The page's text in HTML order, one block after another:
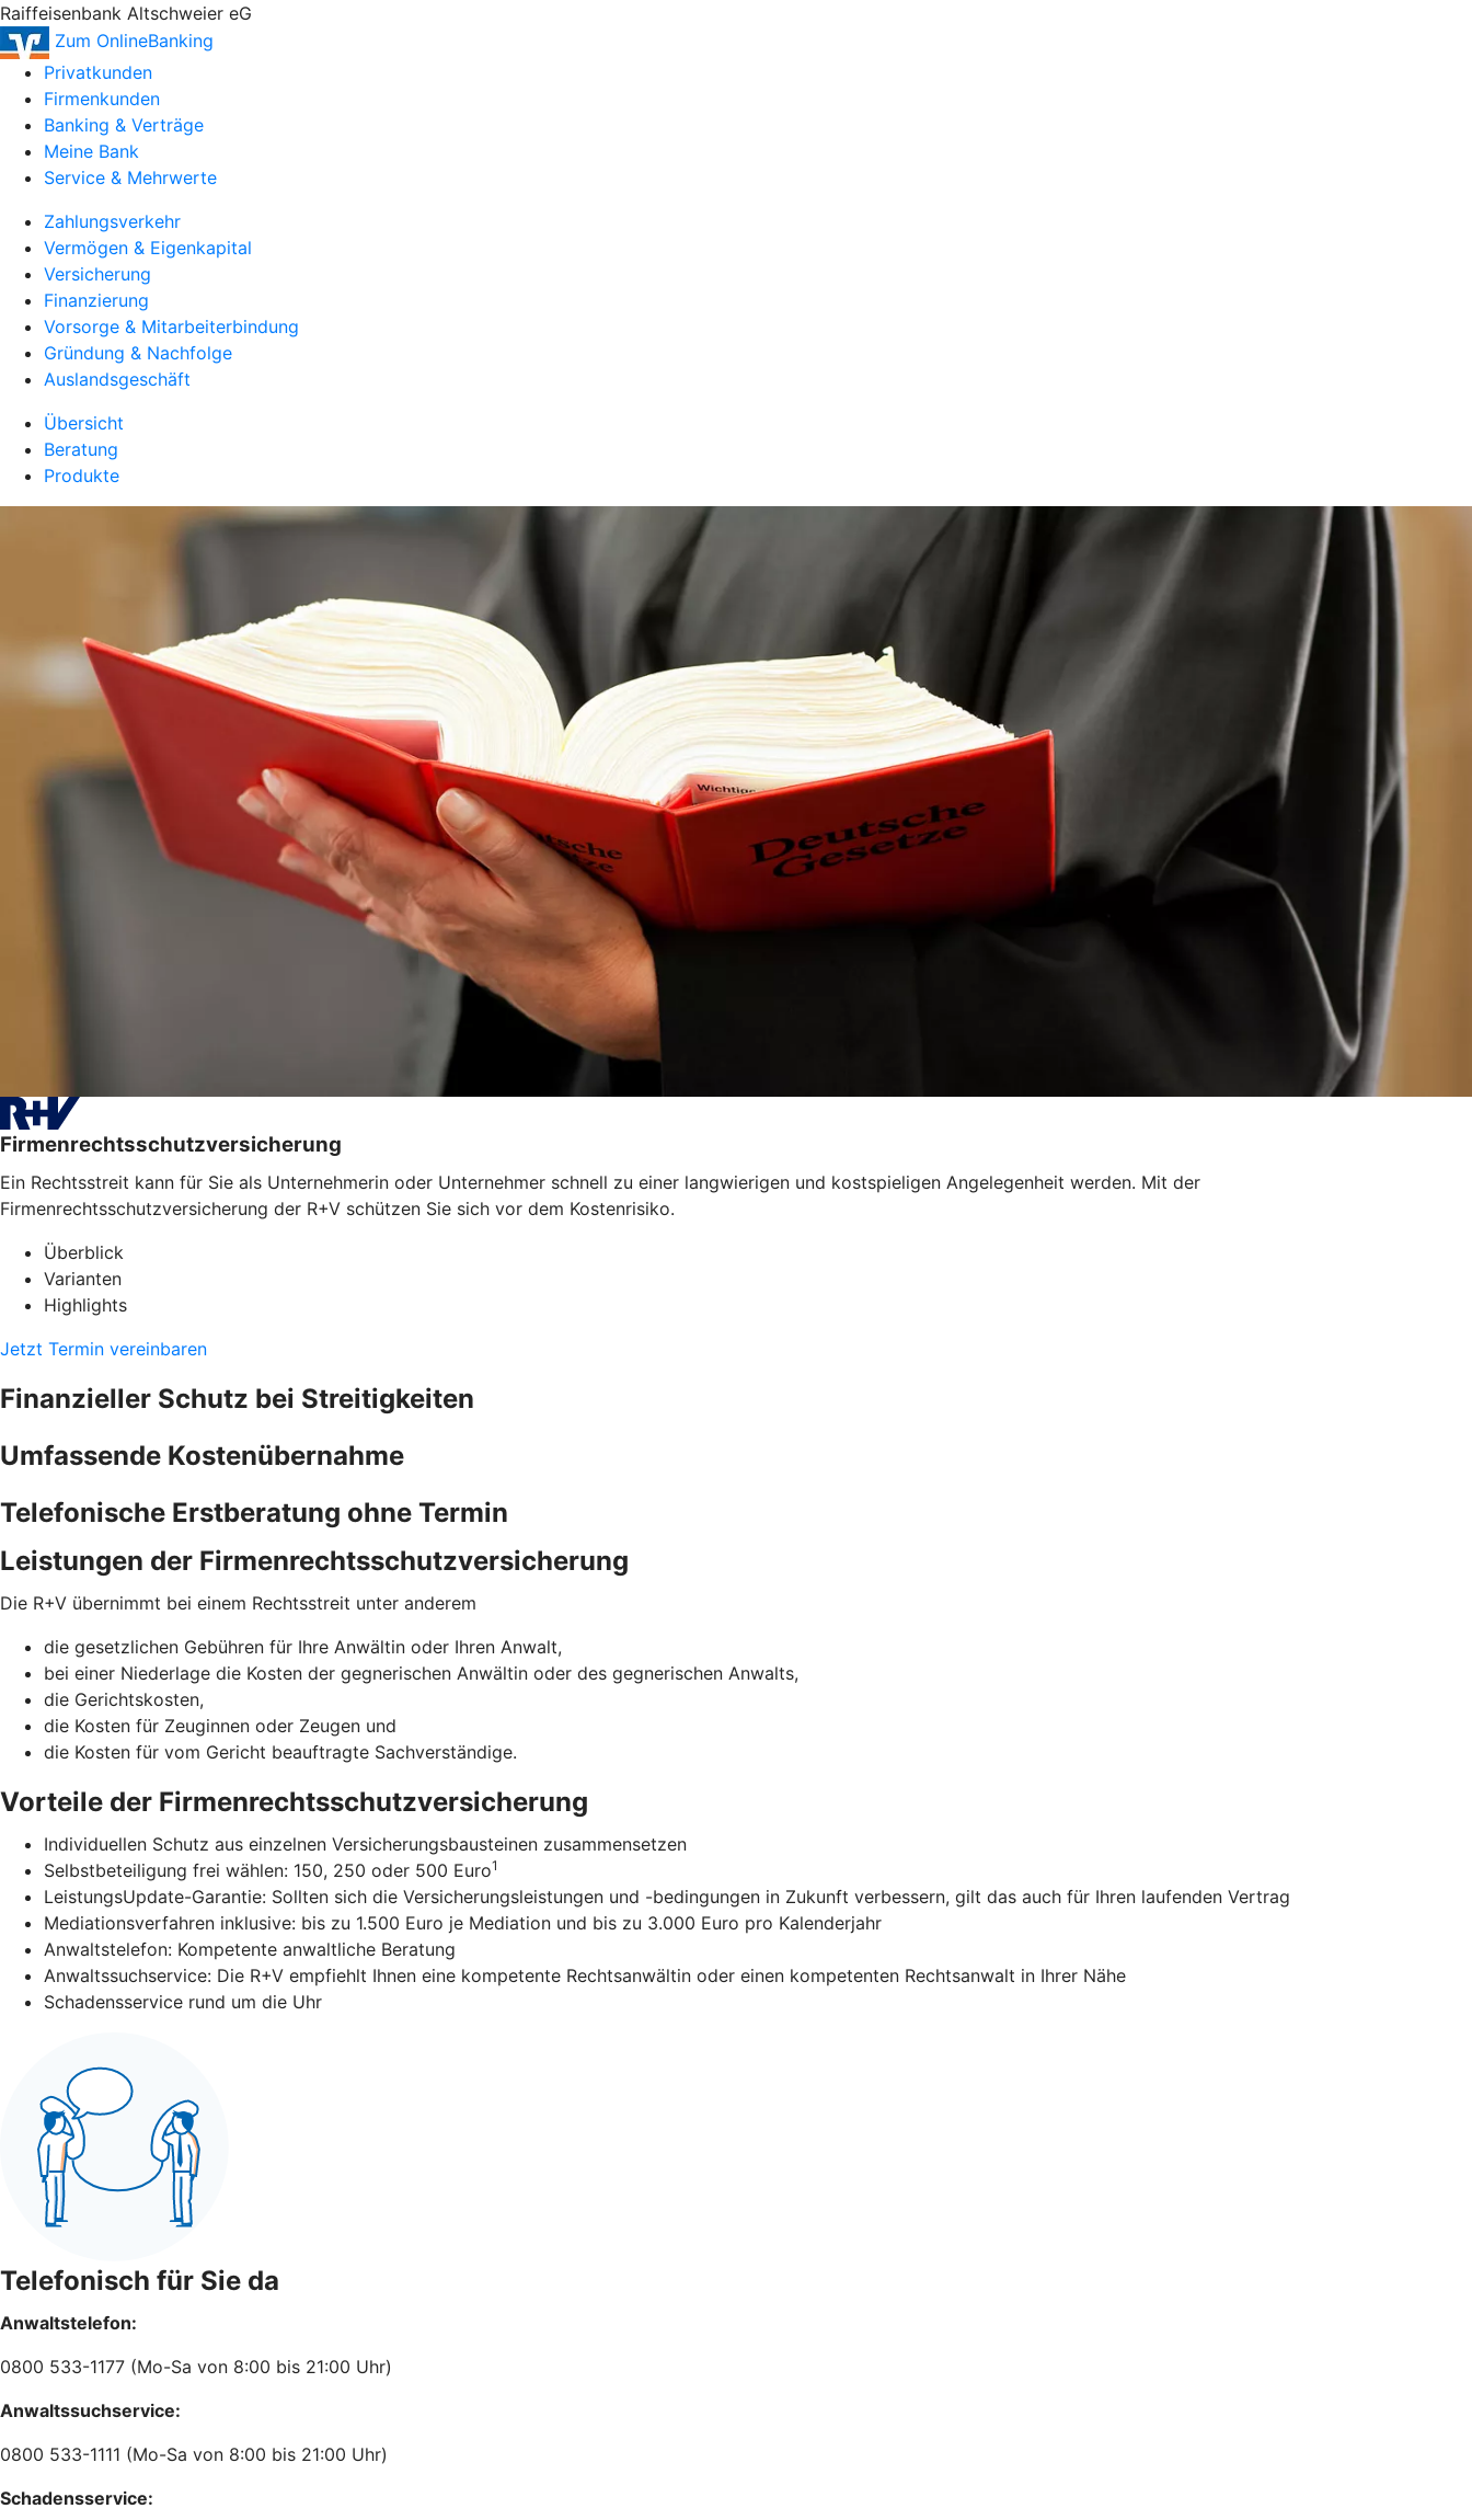
Raiffeisenbank Altschweier eG
Zum OnlineBanking
Privatkunden
Firmenkunden
Banking & Verträge
Meine Bank
Service & Mehrwerte
Zahlungsverkehr
Vermögen & Eigenkapital
Versicherung
Finanzierung
Vorsorge & Mitarbeiterbindung
Gründung & Nachfolge
Auslandsgeschäft
Übersicht
Beratung
Produkte
Firmenrechtsschutzversicherung
Ein Rechtsstreit kann für Sie als Unternehmerin oder Unternehmer schnell zu einer langwierigen und kostspieligen Angelegenheit werden. Mit der
Firmenrechtsschutzversicherung der R+V schützen Sie sich vor dem Kostenrisiko.
Überblick
Varianten
Highlights
Jetzt Termin vereinbaren
Finanzieller Schutz bei Streitigkeiten
Umfassende Kostenübernahme
Telefonische Erstberatung ohne Termin
Leistungen der Firmenrechtsschutzversicherung
Die R+V übernimmt bei einem Rechtsstreit unter anderem
die gesetzlichen Gebühren für Ihre Anwältin oder Ihren Anwalt,
bei einer Niederlage die Kosten der gegnerischen Anwältin oder des gegnerischen Anwalts,
die Gerichtskosten,
die Kosten für Zeuginnen oder Zeugen und
die Kosten für vom Gericht beauftragte Sachverständige.
Vorteile der Firmenrechtsschutzversicherung
Individuellen Schutz aus einzelnen Versicherungsbausteinen zusammensetzen
Selbstbeteiligung frei wählen: 150, 250 oder 500 Euro1
LeistungsUpdate-Garantie: Sollten sich die Versicherungsleistungen und -bedingungen in Zukunft verbessern, gilt das auch für Ihren laufenden Vertrag
Mediationsverfahren inklusive: bis zu 1.500 Euro je Mediation und bis zu 3.000 Euro pro Kalenderjahr
Anwaltstelefon: Kompetente anwaltliche Beratung
Anwaltssuchservice: Die R+V empfiehlt Ihnen eine kompetente Rechtsanwältin oder einen kompetenten Rechtsanwalt in Ihrer Nähe
Schadensservice rund um die Uhr
Telefonisch für Sie da
Anwaltstelefon:
0800 533-1177 (Mo-Sa von 8:00 bis 21:00 Uhr)
Anwaltssuchservice:
0800 533-1111 (Mo-Sa von 8:00 bis 21:00 Uhr)
Schadensservice: